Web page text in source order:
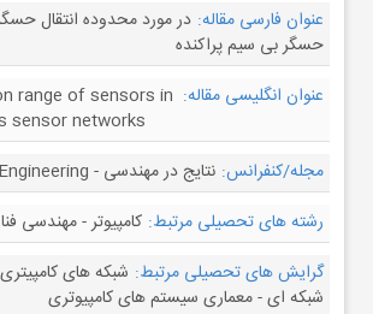
عنوان فارسی مقاله: در مورد محدوده انتقال
حسگر بی سیم پراکنده
عنوان انگلیسی مقاله: range of sensors in
sensor networks
مجله/کنفرانس: نتایج در مهندسی - Results in Engineering
رشته های تحصیلی مرتبط: کامپیوتر - مهندسی
گرایش های تحصیلی مرتبط: شبکه های
شبکه ای - معماری سیستم های کامپیوتری